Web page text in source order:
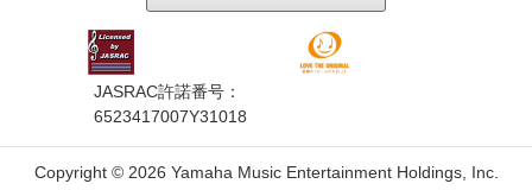
JASRAC許諾番号：
6523417007Y31018
Copyright © 2026 Yamaha Music Entertainment Holdings, Inc.